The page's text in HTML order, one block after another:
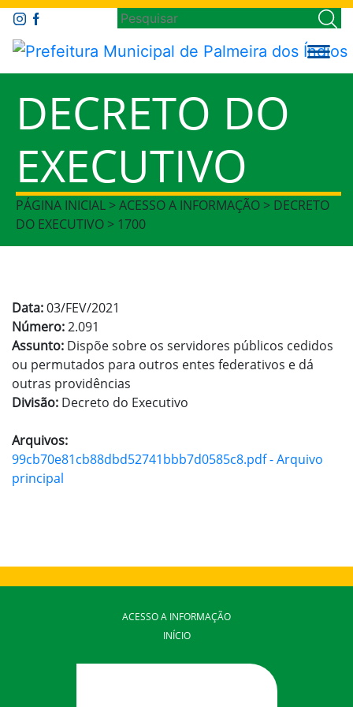
DECRETO DO
EXECUTIVO
PÁGINA INICIAL > ACESSO A INFORMAÇÃO > DECRETO
DO EXECUTIVO > 1700
Data:03/FEV/2021
Número:2.091
Assunto: Dispõe sobre os servidores públicos cedidos
ou permutados para outros entes federativos e dá
outras providências
Divisão: Decreto do Executivo
Arquivos:
99cb70e81cb88dbd52741bbb7d0585c8.pdf - Arquivo
principal
ACESSO A INFORMAÇÃO
INÍCIO